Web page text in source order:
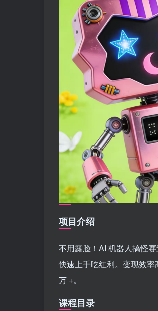
项目介绍
不用露脸！AI 机器人搞怪
快速上手吃红利。变现效
万 +。
课程目录